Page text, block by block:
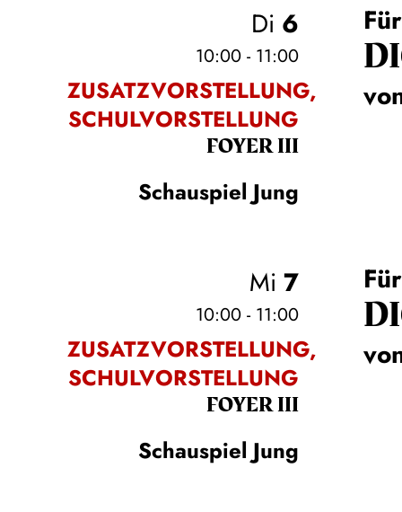
Di 6
10:00 - 11:00
ZUSATZVORSTELLUNG,
SCHULVORSTELLUNG
FOYER III
Schauspiel Jung
Mi 7
10:00 - 11:00
ZUSATZVORSTELLUNG,
SCHULVORSTELLUNG
FOYER III
Schauspiel Jung